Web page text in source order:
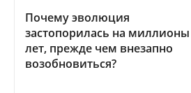
Почему эволюция
застопорилась на миллионы
лет, прежде чем внезапно
возобновиться?